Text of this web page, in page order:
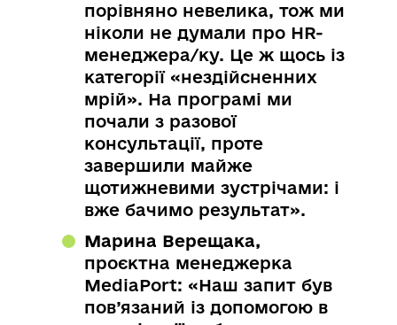
порівняно невелика, тож ми
ніколи не думали про HR-
менеджера/ку. Це ж щось із
категорії «нездійсненних
мрій». На програмі ми
почали з разової
консультації, проте
завершили майже
щотижневими зустрічами: і
вже бачимо результат».
Марина Верещака,
проєктна менеджерка
MediaPort: «Наш запит був
пов’язаний із допомогою в